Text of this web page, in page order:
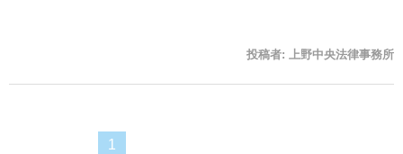
投稿者: 上野中央法律事務所
1